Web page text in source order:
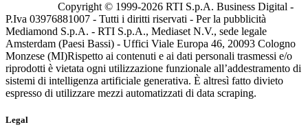
Copyright © 1999-2026 RTI S.p.A. Business Digital -
P.Iva 03976881007 - Tutti i diritti riservati - Per la pubblicità
Mediamond S.p.A. - RTI S.p.A., Mediaset N.V., sede legale
Amsterdam (Paesi Bassi) - Uffici Viale Europa 46, 20093 Cologno
Monzese (MI)Rispetto ai contenuti e ai dati personali trasmessi e/o
riprodotti è vietata ogni utilizzazione funzionale all’addestramento di
sistemi di intelligenza artificiale generativa. È altresì fatto divieto
espresso di utilizzare mezzi automatizzati di data scraping.
Legal